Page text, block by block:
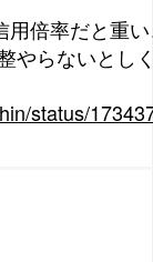
倍率だと重
やらないとし
status/